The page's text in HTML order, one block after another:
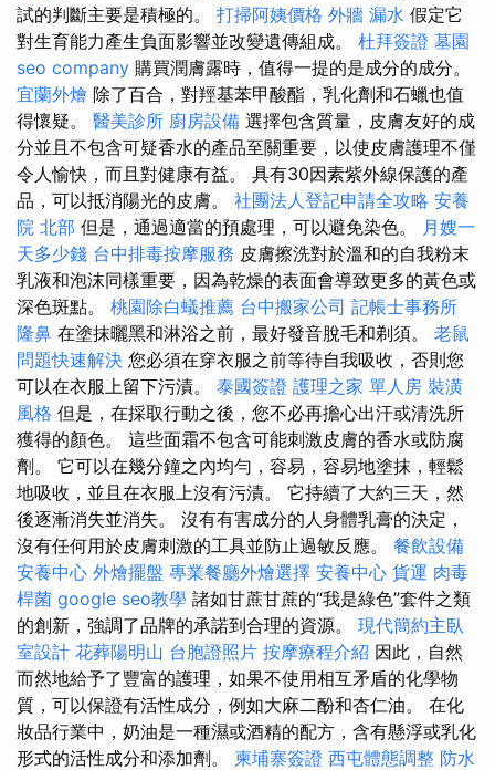
試的判斷主要是積極的。 打掃阿姨價格 外牆 漏水 假定它
對生育能力產生負面影響並改變遺傳組成。 杜拜簽證 墓園
seo company 購買潤膚露時，值得一提的是成分的成分。
宜蘭外燴 除了百合，對羥基苯甲酸酯，乳化劑和石蠟也值
得懷疑。 醫美診所 廚房設備 選擇包含質量，皮膚友好的成
分並且不包含可疑香水的產品至關重要，以使皮膚護理不僅
令人愉快，而且對健康有益。 具有30因素紫外線保護的產
品，可以抵消陽光的皮膚。 社團法人登記申請全攻略 安養
院 北部 但是，通過適當的預處理，可以避免染色。 月嫂一
天多少錢 台中排毒按摩服務 皮膚擦洗對於溫和的自我粉末
乳液和泡沫同樣重要，因為乾燥的表面會導致更多的黃色或
深色斑點。 桃園除白蟻推薦 台中搬家公司 記帳士事務所
隆鼻 在塗抹曬黑和淋浴之前，最好發音脫毛和剃須。 老鼠
問題快速解決 您必須在穿衣服之前等待自我吸收，否則您
可以在衣服上留下污漬。 泰國簽證 護理之家 單人房 裝潢
風格 但是，在採取行動之後，您不必再擔心出汗或清洗所
獲得的顏色。 這些面霜不包含可能刺激皮膚的香水或防腐
劑。 它可以在幾分鐘之內均勻，容易，容易地塗抹，輕鬆
地吸收，並且在衣服上沒有污漬。 它持續了大約三天，然
後逐漸消失並消失。 沒有有害成分的人身體乳膏的決定，
沒有任何用於皮膚刺激的工具並防止過敏反應。 餐飲設備
安養中心 外燴擺盤 專業餐廳外燴選擇 安養中心 貨運 肉毒
桿菌 google seo教學 諸如甘蔗甘蔗的“我是綠色”套件之類
的創新，強調了品牌的承諾到合理的資源。 現代簡約主臥
室設計 花葬陽明山 台胞證照片 按摩療程介紹 因此，自然
而然地給予了豐富的護理，如果不使用相互矛盾的化學物
質，可以保證有活性成分，例如大麻二酚和杏仁油。 在化
妝品行業中，奶油是一​​種濕或酒精的配方，含有懸浮或乳化
形式的活性成分和添加劑。 柬埔寨簽證 西屯體態調整 防水